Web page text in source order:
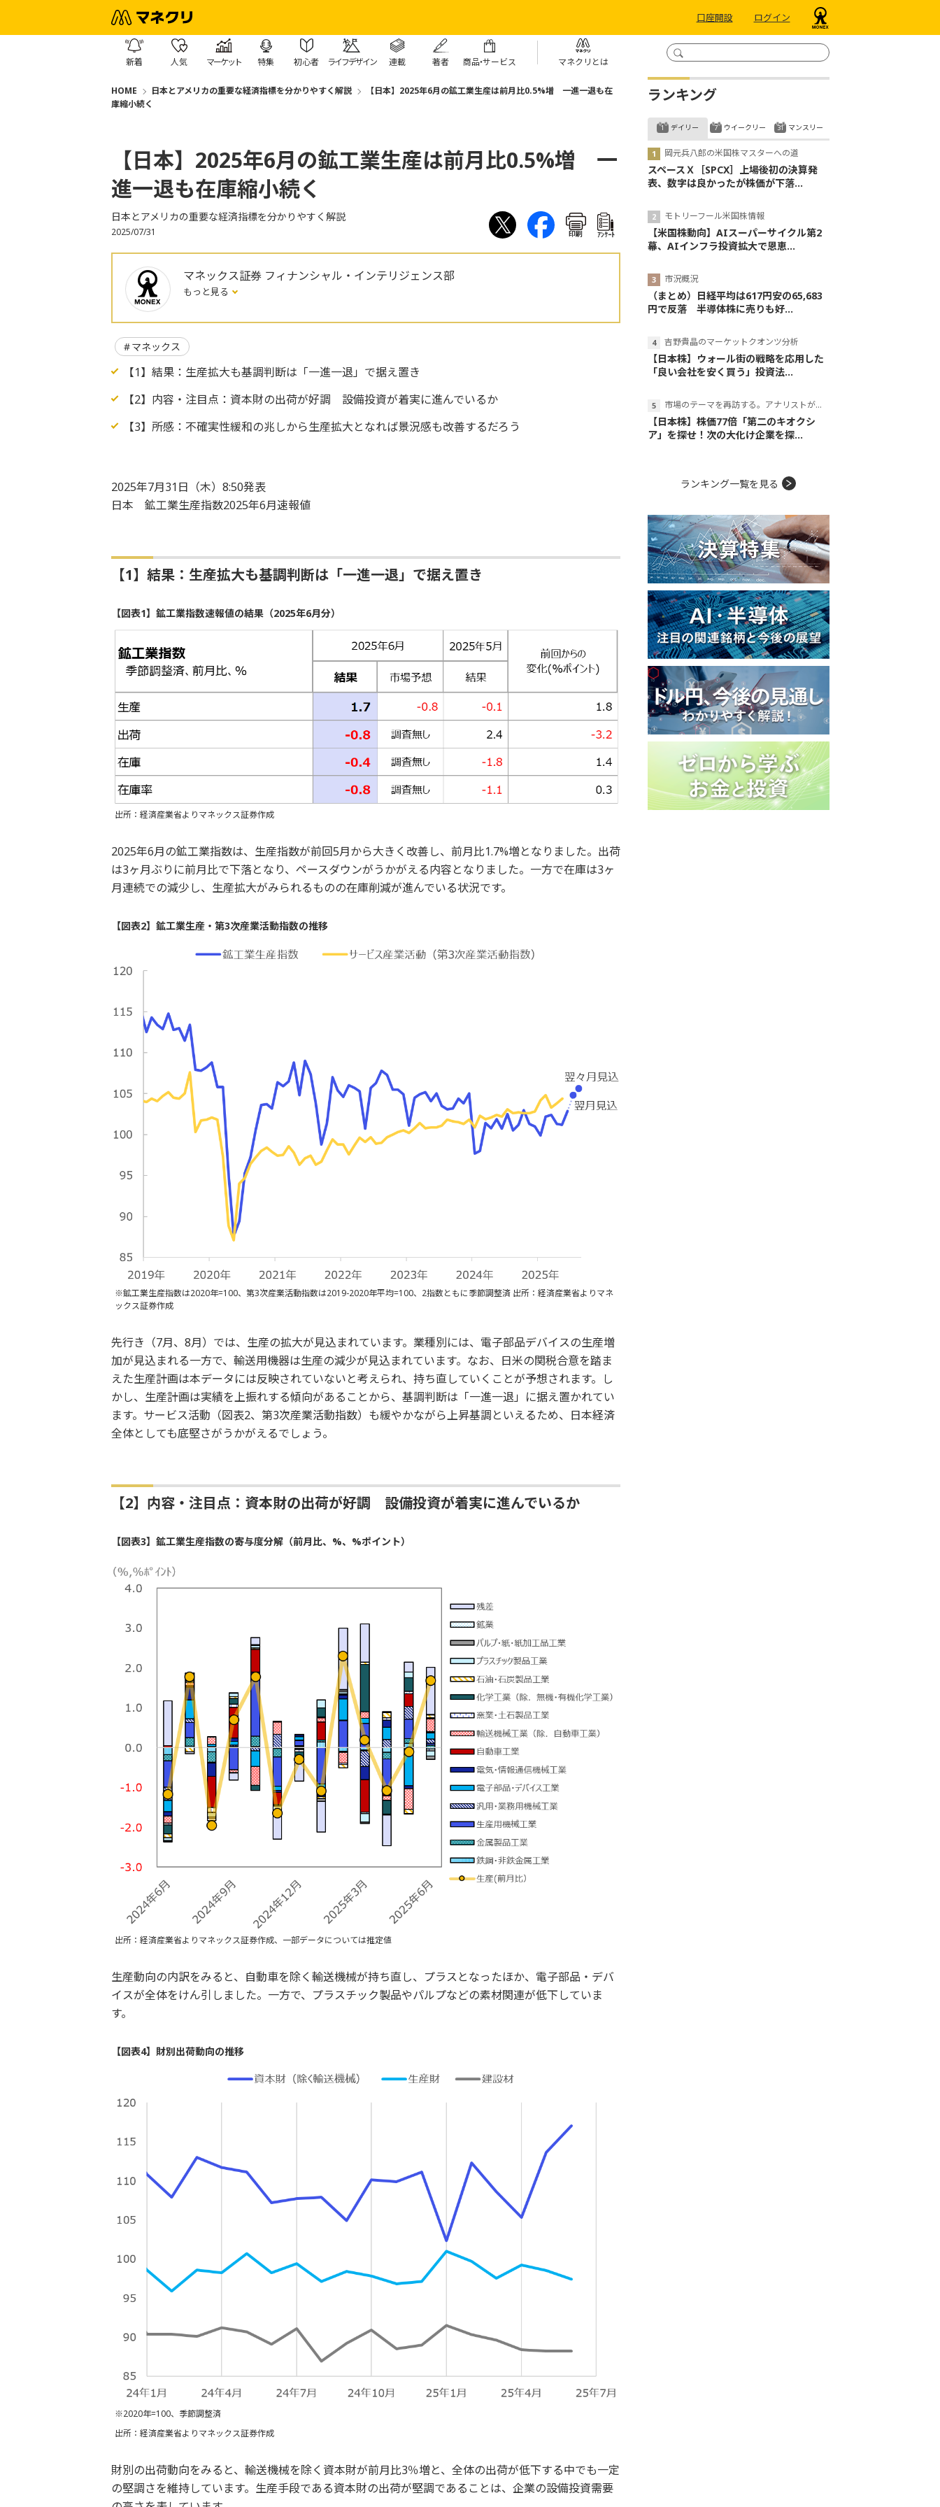
口座開設 ログイン
新着 人気 マーケット 特集 初心者 ライフデザイン 連載 著者 商品・サービス マネクリとは
HOME 日本とアメリカの重要な経済指標を分かりやすく解説
【日本】2025年6月の鉱工業生産は前月比0.5%増 一進一退も在
庫縮小続く
【日本】2025年6月の鉱工業生産は前月比0.5%増 一
進一退も在庫縮小続く
日本とアメリカの重要な経済指標を分かりやすく解説
2025/07/31 印刷 ｱﾝｹｰﾄ
マネックス証券 フィナンシャル・インテリジェンス部
もっと見る
マネックス
【1】結果：生産拡大も基調判断は「一進一退」で据え置き
【2】内容・注目点：資本財の出荷が好調 設備投資が着実に進んでいるか
【3】所感：不確実性緩和の兆しから生産拡大となれば景況感も改善するだろう
2025年7月31日（木）8:50発表
日本 鉱工業生産指数2025年6月速報値
【1】結果：生産拡大も基調判断は「一進一退」で据え置き
【図表1】鉱工業指数速報値の結果（2025年6月分）
出所：経済産業省よりマネックス証券作成
2025年6月の鉱工業指数は、生産指数が前回5月から大きく改善し、前月比1.7%増となりました。出荷
は3ヶ月ぶりに前月比で下落となり、ペースダウンがうかがえる内容となりました。一方で在庫は3ヶ
月連続での減少し、生産拡大がみられるものの在庫削減が進んでいる状況です。
【図表2】鉱工業生産・第3次産業活動指数の推移
※鉱工業生産指数は2020年=100、第3次産業活動指数は2019-2020年平均=100、2指数ともに季節調整済 出所：経済産業省よりマネ
ックス証券作成
先行き（7月、8月）では、生産の拡大が見込まれています。業種別には、電子部品デバイスの生産増
加が見込まれる一方で、輸送用機器は生産の減少が見込まれています。なお、日米の関税合意を踏ま
えた生産計画は本データには反映されていないと考えられ、持ち直していくことが予想されます。し
かし、生産計画は実績を上振れする傾向があることから、基調判断は「一進一退」に据え置かれてい
ます。サービス活動（図表2、第3次産業活動指数）も緩やかながら上昇基調といえるため、日本経済
全体としても底堅さがうかがえるでしょう。
【2】内容・注目点：資本財の出荷が好調 設備投資が着実に進んでいるか
【図表3】鉱工業生産指数の寄与度分解（前月比、%、%ポイント）
出所：経済産業省よりマネックス証券作成、一部データについては推定値
生産動向の内訳をみると、自動車を除く輸送機械が持ち直し、プラスとなったほか、電子部品・デバ
イスが全体をけん引しました。一方で、プラスチック製品やパルプなどの素材関連が低下していま
す。
【図表4】財別出荷動向の推移
※2020年=100、季節調整済
出所：経済産業省よりマネックス証券作成
財別の出荷動向をみると、輸送機械を除く資本財が前月比3％増と、全体の出荷が低下する中でも一定
の堅調さを維持しています。生産手段である資本財の出荷が堅調であることは、企業の設備投資需要
ランキング
デイリー
岡元兵八郎の米国株マスターへの道
スペースＸ［SPCX］上場後初の決算発
表、数字は良かったが株価が下落...
モトリーフール米国株情報
【米国株動向】AIスーパーサイクル第2
幕、AIインフラ投資拡大で恩恵...
市況概況
（まとめ）日経平均は617円安の65,683
円で反落 半導体株に売りも好...
吉野貴晶のマーケットクオンツ分析
【日本株】ウォール街の戦略を応用した
「良い会社を安く買う」投資法...
市場のテーマを再訪する。アナリストが読み解くテーマの本質
【日本株】株価77倍「第二のキオクシ
ア」を探せ！次の大化け企業を探...
ウイークリー マンスリー
ランキング一覧を見る